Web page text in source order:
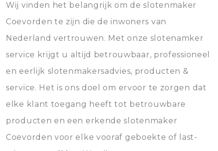
Wij vinden het belangrijk om de slotenmaker
Coevorden te zijn die de inwoners van
Nederland vertrouwen. Met onze slotenamker
service krijgt u altijd betrouwbaar, professioneel
en eerlijk slotenmakersadvies, producten &
service. Het is ons doel om ervoor te zorgen dat
elke klant toegang heeft tot betrouwbare
producten en een erkende slotenmaker
Coevorden voor elke vooraf geboekte of last-